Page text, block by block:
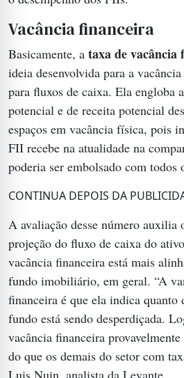
Vacância financeira
Basicamente, a taxa de vacância
ideia desenvolvida para a
para fluxos de caixa. Ela engloba
potencial e de receita potencial
espaços em vacância física, pois
FII recebe na atualidade na
poderia ser embolsado com todos
CONTINUA DEPOIS DA
A avaliação desse número auxilia
projeção do fluxo de caixa do
vacância financeira está mais
fundo imobiliário, em geral. “A
financeira é que ela indica quanto
fundo está sendo desperdiçada.
vacância financeira
do que os demais do setor com
Luis Nuin, analista da Levante.